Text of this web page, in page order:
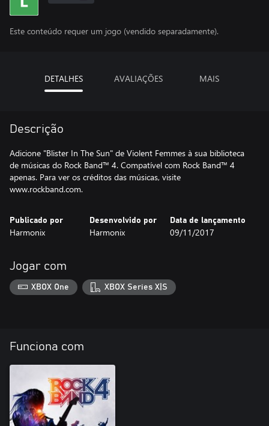
Este conteúdo requer um jogo (vendido separadamente).
DETALHES AVALIAÇÕES MAIS
Descrição
Adicione "Blister In The Sun" de Violent Femmes à sua biblioteca
de músicas do Rock Band™ 4. Compatível com Rock Band™ 4
apenas. Para ver os créditos das músicas, visite
www.rockband.com.
Publicado por
Harmonix
Desenvolvido por
Harmonix
Data de lançamento
09/11/2017
Jogar com
XBOX One XBOX Series X|S
Funciona com